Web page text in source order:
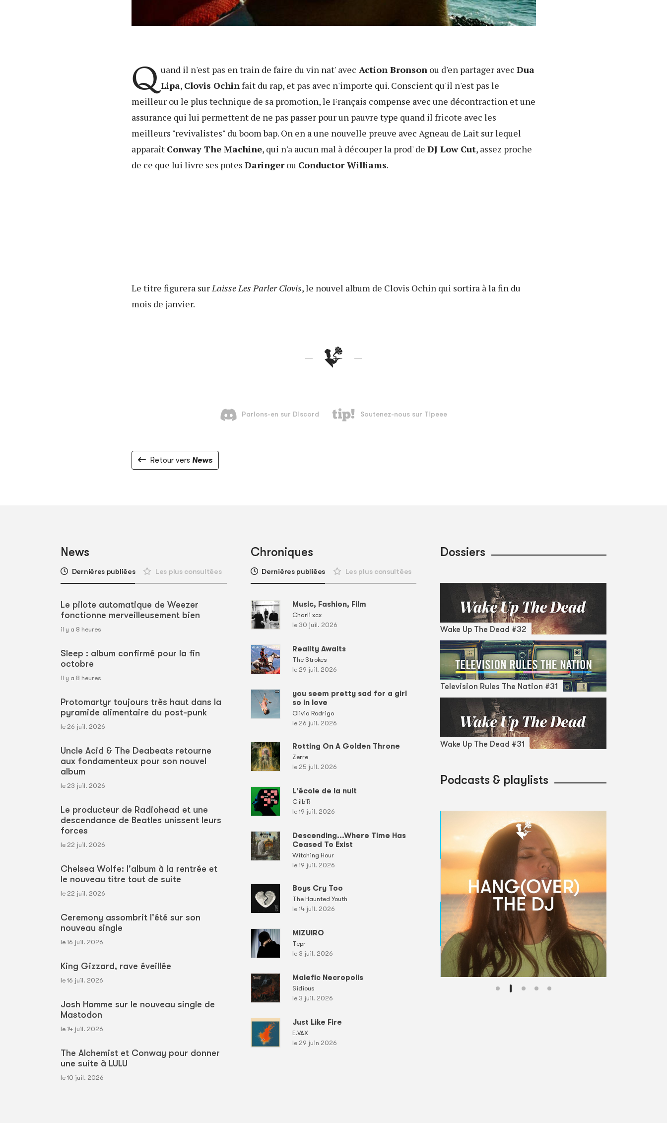
Q uand il n'est pas en train de faire du vin nat' avec Action Bronsonou d'en partager avec Dua
Lipa, Clovis Ochinfait du rap, et pas avec n'importe qui. Conscient qu'il n'est pas le
meilleur ou le plus technique de sa promotion, le Français compense avec une décontraction et une
assurance qui lui permettent de ne pas passer pour un pauvre type quand il fricote avec les
meilleurs "revivalistes" du boom bap. On en a une nouvelle preuve avec Agneau de Lait sur lequel
apparaît Conway The Machine, qui n'a aucun mal à découper la prod' de DJ Low Cut, assez proche
de ce que lui livre ses potes Daringerou Conductor Williams.
Le titre figurera surLaisse Les Parler Clovis, le nouvel album de Clovis Ochin qui sortira à la fin du
mois de janvier.
Retour vers News
News
Dernières publiées Les plus consultées
Le pilote automatique de Weezer
fonctionne merveilleusement bien
il y a 8 heures
Sleep : album confirmé pour la fin
octobre
il y a 8 heures
Protomartyr toujours très haut dans la
pyramide alimentaire du post-punk
le 26 juil. 2026
Uncle Acid & The Deabeats retourne
aux fondamenteux pour son nouvel
album
le 23 juil. 2026
Le producteur de Radiohead et une
descendance de Beatles unissent leurs
forces
le 22 juil. 2026
Chelsea Wolfe: l'album à la rentrée et
le nouveau titre tout de suite
le 22 juil. 2026
Ceremony assombrit l'été sur son
nouveau single
le 16 juil. 2026
King Gizzard, rave éveillée
le 16 juil. 2026
Josh Homme sur le nouveau single de
Mastodon
le 14 juil. 2026
The Alchemist et Conway pour donner
une suite à LULU
le 10 juil. 2026
Chroniques
Dernières publiées Les plus consultées
Music, Fashion, Film
Charli xcx
le 30 juil. 2026
Reality Awaits
The Strokes
le 29 juil. 2026
you seem pretty sad for a girl
so in love
Olivia Rodrigo
le 26 juil. 2026
Rotting On A Golden Throne
Zerre
le 25 juil. 2026
L'école de la nuit
Gilb'R
le 19 juil. 2026
Descending...Where Time Has
Ceased To Exist
Witching Hour
le 19 juil. 2026
Boys Cry Too
The Haunted Youth
le 14 juil. 2026
MIZUIRO
Tepr
le 3 juil. 2026
Malefic Necropolis
Sidious
le 3 juil. 2026
Just Like Fire
E.VAX
le 29 juin 2026
Dossiers
Wake Up The Dead #32
Television Rules The Nation #31
Wake Up The Dead #31
Podcasts & playlists